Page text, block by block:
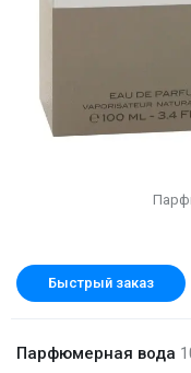
Быстрый заказ
Парфюмерная вода